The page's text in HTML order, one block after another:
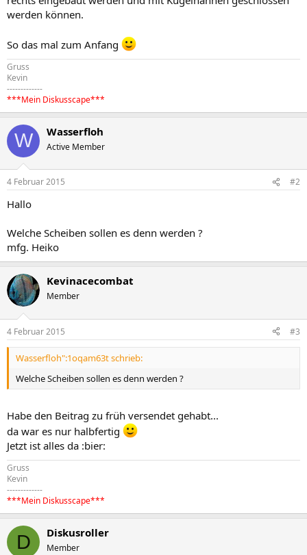
werden können.
So das mal zum Anfang
Gruss
Kevin
-------------
***Mein Diskusscape***
W Wasserfloh
Active Member
4 Februar 2015 #2
Hallo
Welche Scheiben sollen es denn werden ?
mfg. Heiko
Kevinacecombat
Member
4 Februar 2015 #3
Wasserfloh":1oqam63t schrieb:
Welche Scheiben sollen es denn werden ?
Habe den Beitrag zu früh versendet gehabt...
da war es nur halbfertig
Jetzt ist alles da :bier:
Gruss
Kevin
-------------
***Mein Diskusscape***
D Diskusroller
Member